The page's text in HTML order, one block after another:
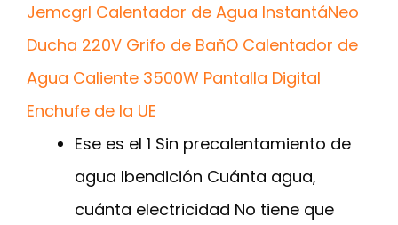
Jemcgrl Calentador de Agua InstantáNeo
Ducha 220V Grifo de BañO Calentador de
Agua Caliente 3500W Pantalla Digital
Enchufe de la UE
Ese es el 1 Sin precalentamiento de
agua Ibendición Cuánta agua,
cuánta electricidad No tiene que